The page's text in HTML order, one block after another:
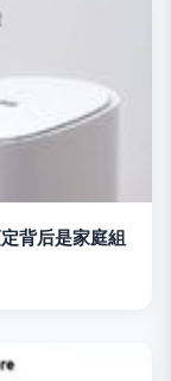
背后是家庭組